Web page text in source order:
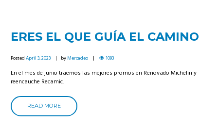
ERES EL QUE GUÍA EL CAMINO
PostedApril 3, 2023 byMercadeo 1093
En el mes de junio traemos las mejores promos en Renovado Michelin y
reencauche Recamic.
READ MORE